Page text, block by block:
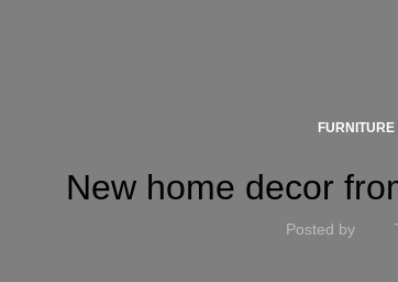
FURNITURE
New home decor
Posted by